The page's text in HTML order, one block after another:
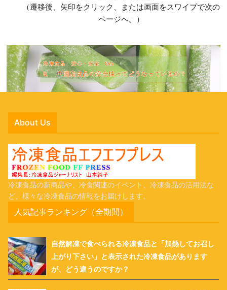
（遷移後、矢印をクリック、または画面をスワイプで次の
ページへ。）
About Us
冷凍食品の新商品や、冷食関連のイベント、冷凍食品の活用法な
ど、様々な冷凍食品の情報をお届けします。
人気記事ランキング（全期間）
自然解凍で食べられる冷凍食品と「加熱してお召し
上がり下さい」と表示された冷凍食品があります
が、どう違うのですか？